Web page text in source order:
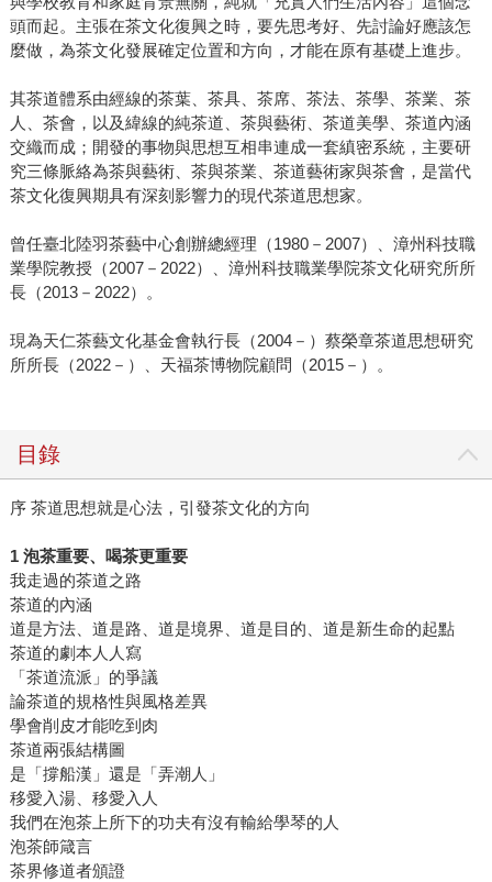
頭而起。主張在茶文化復興之時，要先思考好、先討論好應該怎
麼做，為茶文化發展確定位置和方向，才能在原有基礎上進步。
其茶道體系由經線的茶葉、茶具、茶席、茶法、茶學、茶業、茶
人、茶會，以及緯線的純茶道、茶與藝術、茶道美學、茶道內涵
交織而成；開發的事物與思想互相串連成一套縝密系統，主要研
究三條脈絡為茶與藝術、茶與茶業、茶道藝術家與茶會，是當代
茶文化復興期具有深刻影響力的現代茶道思想家。
曾任臺北陸羽茶藝中心創辦總經理（1980－2007）、漳州科技職
業學院教授（2007－2022）、漳州科技職業學院茶文化研究所所
長（2013－2022）。
現為天仁茶藝文化基金會執行長（2004－）蔡榮章茶道思想研究
所所長（2022－）、天福茶博物院顧問（2015－）。
目錄
序 茶道思想就是心法，引發茶文化的方向
1 泡茶重要、喝茶更重要
我走過的茶道之路
茶道的內涵
道是方法、道是路、道是境界、道是目的、道是新生命的起點
茶道的劇本人人寫
「茶道流派」的爭議
論茶道的規格性與風格差異
學會削皮才能吃到肉
茶道兩張結構圖
是「撐船漢」還是「弄潮人」
移愛入湯、移愛入人
我們在泡茶上所下的功夫有沒有輸給學琴的人
泡茶師箴言
茶界修道者頒證